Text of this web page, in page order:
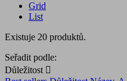
Grid
List
Existuje 20 produktů.
Seřadit podle:
Důležitost 